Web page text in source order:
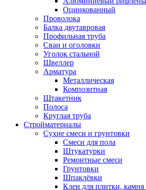
Оцинкованный
Проволока
Балка двутавровая
Профильная труба
Сваи и оголовки
Уголок стальной
Швеллер
Арматура
Металлическая
Композитная
Штакетник
Полоса
Круглая труба
Стройматериалы
Сухие смеси и грунтовки
Смеси для пола
Штукатурки
Ремонтные смеси
Грунтовки
Шпаклёвки
Клеи для плитки, камня